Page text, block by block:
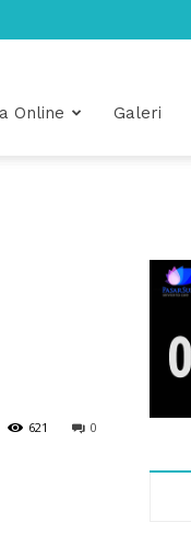
Online Galeri
0
621